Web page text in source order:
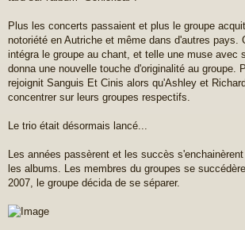
Plus les concerts passaient et plus le groupe
notoriété en Autriche et même dans d'autres pays.
intégra le groupe au chant, et telle une muse avec
donna une nouvelle touche d'originalité au groupe.
rejoignit Sanguis Et Cinis alors qu'Ashley et
concentrer sur leurs groupes respectifs.
Le trio était désormais lancé...
Les années passèrent et les succès
les albums. Les membres du groupes se
2007, le groupe décida de se séparer.